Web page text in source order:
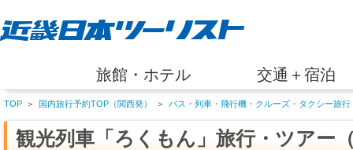
旅館・ホテル 交通＋宿泊
TOP ＞ 国内旅行予約TOP（関西発） ＞ バス・列車・飛行機・クルーズ・タクシー旅行
観光列車「ろくもん」旅行・ツアー